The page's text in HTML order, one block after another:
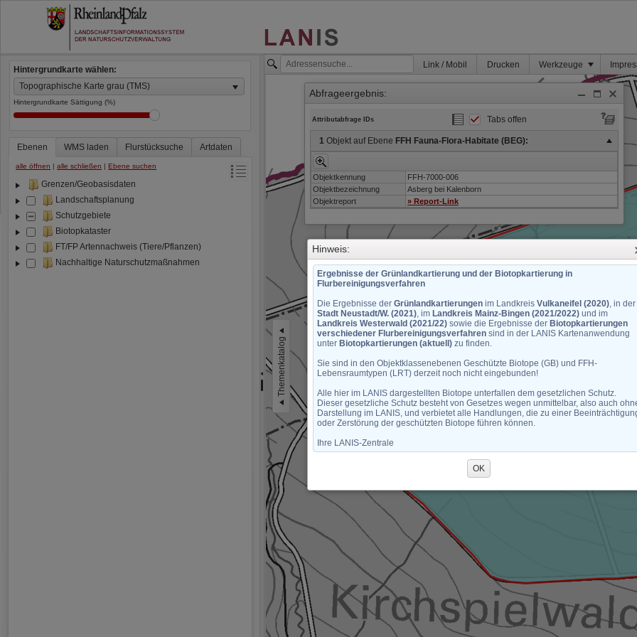
Hintergrundkarte wählen:
Topographische Karte grau (TMS)
Hintergrundkarte Sättigung (%)
Ebenen WMS laden Flurstücksuche Artdaten
alle öffnen |alle schließen | Ebene suchen
Grenzen/Geobasisdaten
Landschaftsplanung
Schutzgebiete
Biotopkataster
FT/FP Artennachweis (Tiere/Pflanzen)
Nachhaltige Naturschutzmaßnahmen
Themenkatalog
Link / Mobil Drucken Werkzeuge
Abfrageergebnis:
Attributabfrage IDs Tabs offen
1Objekt auf Ebene FFH Fauna-Flora-Habitate (BEG):
Objektkennung
FFH-7000-006
Objektbezeichnung
Asberg bei Kalenborn
Objektreport
» Report-Link
Hinweis:
Ergebnisse der Grünlandkartierung und der Biotopkartierung in
Flurbereinigungsverfahren
Die Ergebnisse der Grünlandkartierungenim Landkreis Vulkaneifel (2020), in der
Stadt Neustadt/W. (2021), im Landkreis Mainz-Bingen (2021/2022)und im
Landkreis Westerwald (2021/22)sowie die Ergebnisse der Biotopkartierungen
verschiedener Flurbereinigungsverfahrensind in der LANIS Kartenanwendung
unter Biotopkartierungen (aktuell)zu finden.
Sie sind in den Objektklassenebenen Geschützte Biotope (GB) und FFH-
Lebensraumtypen (LRT) derzeit noch nicht eingebunden!
Alle hier im LANIS dargestellten Biotope unterfallen dem gesetzlichen Schutz.
Dieser gesetzliche Schutz besteht von Gesetzes wegen unmittelbar, also auch
Darstellung im LANIS, und verbietet alle Handlungen, die zu einer
oder Zerstörung der geschützten Biotope führen können.
Ihre LANIS-Zentrale
OK